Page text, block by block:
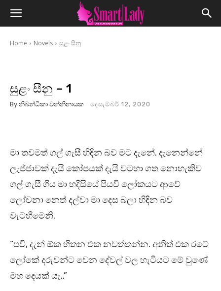
Home Novels සුළං සීනු
සුළං සීනු – 1
By නිබන්ධිකා වන්නිනායක දෙසැම්බර් 12, 2020
මා තවමත් ගල් ගැසී හිඳින බව මට දැනේ. දැනෙන්නේ
ලැජ්ජාවක් දැයි කෝපයක් දැයි වටහා ගත නොහැකිව
ගල් ගැසී ගිය මා හදිසියේ පියවි ලෝකයට ආවේ
ලෝචනා නෙත් දල්වා මා දෙස බලා හිඳින බව
වැටහීමෙනි.
“පවී, දැන් ඕක හිතන එක නවත්තන්න. අනිත් එක රටේ
ලෝකේ දරුවන්ට වෙන දේවල් වල හැටියට මේ වුණේ
මහ දෙයක් යැ..”